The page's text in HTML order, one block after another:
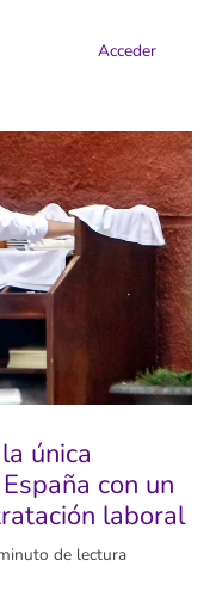
Acceder
única
con un
laboral
de lectura